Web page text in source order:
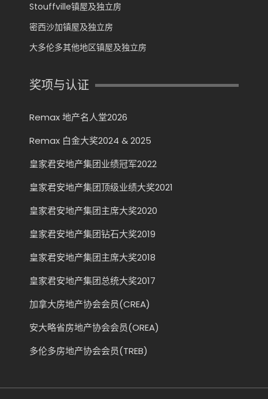
Stouffville镇屋及独立房
密西沙加镇屋及独立房
大多伦多其他地区镇屋及独立房
奖项与认证
Remax 地产名人堂2026
Remax 白金大奖2024 & 2025
皇家君安地产集团业绩冠军2022
皇家君安地产集团顶级业绩大奖2021
皇家君安地产集团主席大奖2020
皇家君安地产集团钻石大奖2019
皇家君安地产集团主席大奖2018
皇家君安地产集团总统大奖2017
加拿大房地产协会会员(CREA)
安大略省房地产协会会员(OREA)
多伦多房地产协会会员(TREB)